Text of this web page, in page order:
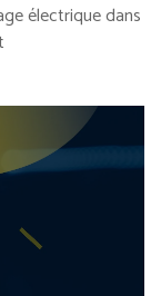
électrique dans